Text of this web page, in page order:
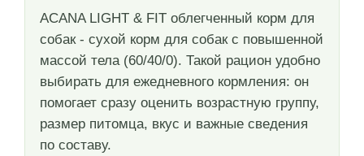
ACANA LIGHT & FIT облегченный корм для
собак - сухой корм для собак с повышенной
массой тела (60/40/0). Такой рацион удобно
выбирать для ежедневного кормления: он
помогает сразу оценить возрастную группу,
размер питомца, вкус и важные сведения
по составу.